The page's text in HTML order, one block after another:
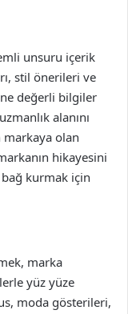
unsuru içerik
stil önerileri ve
değerli bilgiler
alanını
olan
hikayesini
kurmak için
marka
yüz yüze
moda gösterileri,